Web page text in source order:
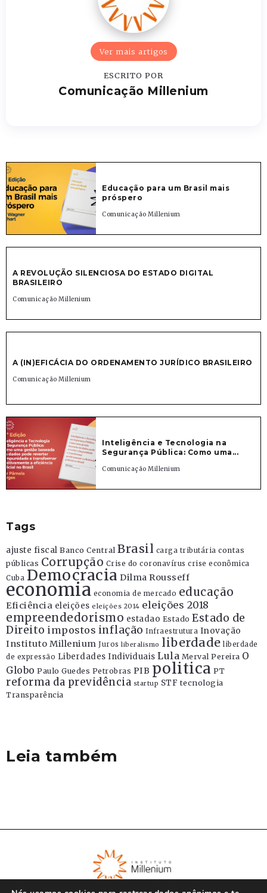
Ver mais artigos
ESCRITO POR
Comunicação Millenium
Educação para um Brasil mais
próspero
Comunicação Millenium
A REVOLUÇÃO SILENCIOSA DO ESTADO DIGITAL
BRASILEIRO
Comunicação Millenium
A (IN)EFICÁCIA DO ORDENAMENTO JURÍDICO BRASILEIRO
Comunicação Millenium
Inteligência e Tecnologia na
Segurança Pública: Como uma...
Comunicação Millenium
Tags
ajuste fiscal Banco Central Brasil carga tributária contas
públicas Corrupção Crise do coronavírus crise econômica
Cuba Democracia Dilma Rousseff
economia economia de mercado educação
Eficiência eleições eleições 2014 eleições 2018
empreendedorismo estadao Estado Estado de
Direito impostos inflação Infraestrutura Inovação
Instituto Millenium Juros liberalismo liberdade liberdade
de expressão Liberdades Individuais Lula Merval Pereira O
Globo Paulo Guedes Petrobras PIB politica PT
reforma da previdência startup STF tecnologia
Transparência
Leia também